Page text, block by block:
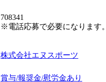
708341
※電話応募で必要になります。
株式会社エヌスポーツ
賞与/報奨金/慰労金あり